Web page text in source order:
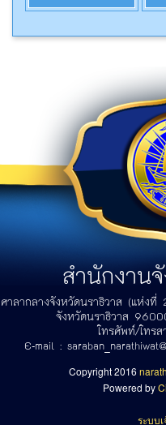
สำนักงาน
ศาลากลางจังหวัดนราธิวาส (แห่ง
จังหวัดนราธิวาส
โทรศัพท์/โทร
E-mail :
Copyright 2016
Powered by
ระบบ